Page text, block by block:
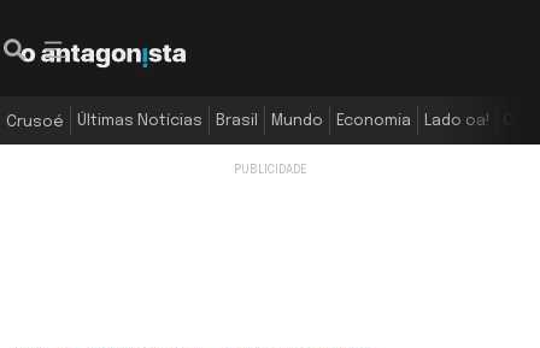
Crusoé Últimas Notícias Brasil Mundo Economia Lado oa!